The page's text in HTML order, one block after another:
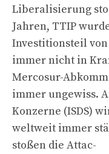
Liberalisierung
Jahren, TTIP
Investitionsteil von
immer nicht in
Mercosur-
immer ungewiss.
Konzerne (ISDS)
weltweit immer
stoßen die Attac-